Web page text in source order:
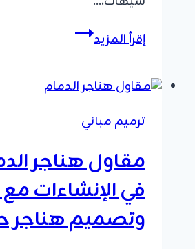
إقرأ المزيدبناء
مستودعات
|
وتشييد
بمواصفات
عالمية
وحلول
بناء
متكاملة
ترميم مباني
مقاول هناجر
في الإنشاءات مع
وتصميم هناجر